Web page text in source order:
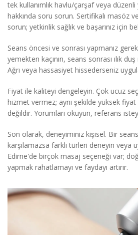
tek kullanımlık havlu/çarşaf veya düzenli
hakkında soru sorun. Sertifikalı masöz
sorun; yetkinlik sağlık ve başarınız için
Seans öncesi ve sonrası yapmanız
yemekten kaçının, seans sonrası ılık duş
Ağrı veya hassasiyet hissederseniz
Fiyat ile kaliteyi dengeleyin. Çok ucuz
hizmet vermez; aynı şekilde yüksek
değildir. Yorumları okuyun, referans
Son olarak, deneyiminiz kişisel. Bir
karşılamazsa farklı türleri deneyin veya
Edirne'de birçok masaj seçeneği var;
yapmak rahatlamayı ve faydayı artırır.